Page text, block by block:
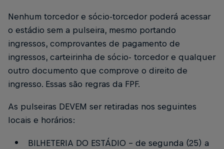
Nenhum torcedor e sócio-torcedor poderá acessar
o estádio sem a pulseira, mesmo portando
ingressos, comprovantes de pagamento de
ingressos, carteirinha de sócio- torcedor e qualquer
outro documento que comprove o direito de
ingresso. Essas são regras da FPF.
As pulseiras DEVEM ser retiradas nos seguintes
locais e horários:
BILHETERIA DO ESTÁDIO – de segunda (25) a